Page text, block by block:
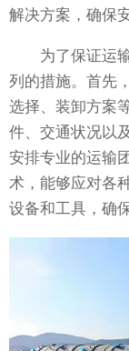
解决方案，确保
为了保证运输
列的措施。首先
选择、装卸方案
件、交通状况以
安排专业的运输
术，能够应对各
设备和工具，确